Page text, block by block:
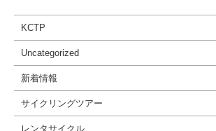
KCTP
Uncategorized
新着情報
サイクリングツアー
レンタサイクル